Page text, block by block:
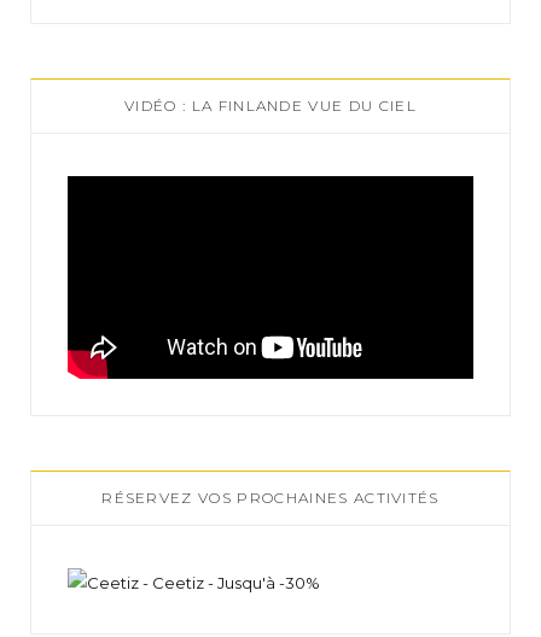
VIDÉO : LA FINLANDE VUE DU CIEL
RÉSERVEZ VOS PROCHAINES ACTIVITÉS